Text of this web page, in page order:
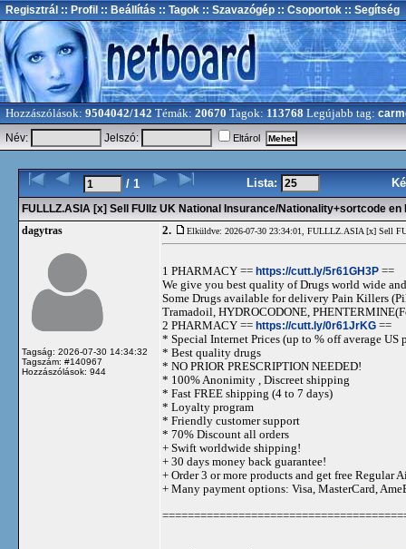
Regisztrál :: Profil :: Beállítás :: Tagok :: Szavazógép :: Csoportok :: Segítség
Hozzászólások: 9504042/142 Témák: 20670 Tagok: 113768 Legújabb tag:
Név:
Jelszó: Eltárol
/ 1 Lista:
FULLLZ.ASIA [x] Sell FUllz UK National Insurance/Nationality+sortcode
dagytras
Tagság: 2026-07-30 14:34:32
Tagszám: #140967
Hozzászólások: 944
2. Elküldve: 2026-07-30 23:34:01, FULLLZ.ASIA [x] Sell
1 PHARMACY == https://cutt.ly/5r61GH3P ==
We give you best quality of Drugs world wide
Some Drugs available for delivery Pain Killers
Tramadoil, HYDROCODONE,
2 PHARMACY == https://cutt.ly/0r61JrKG ==
* Special Internet Prices (up to % off average US
* Best quality drugs
* NO PRIOR PRESCRIPTION NEEDED!
* 100% Anonimity , Discreet shipping
* Fast FREE shipping (4 to 7 days)
* Loyalty program
* Friendly customer support
* 70% Discount all orders
+ Swift worldwide shipping!
+ 30 days money back guarantee!
+ Order 3 or more products and get free Regular
+ Many payment options: Visa, MasterCard,